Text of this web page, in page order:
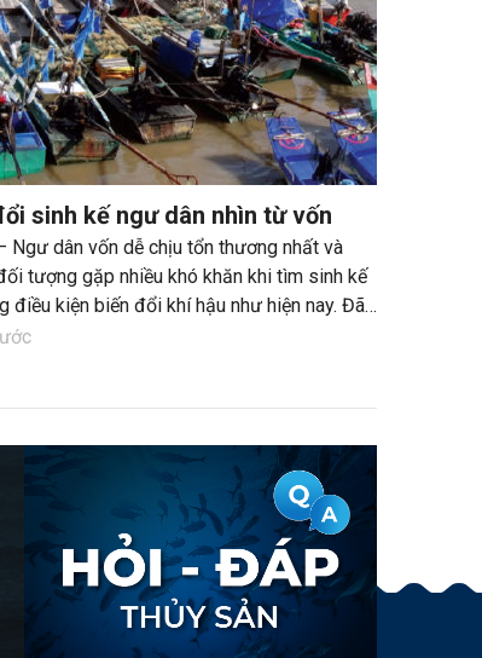
Thay đổi sinh kế ngư dân nhìn từ vốn
Ngư dân vốn dễ chịu tổn thương nhất và
tượng gặp nhiều khó khăn khi tìm sinh kế
điều kiện biến đổi khí hậu như hiện nay. Đã
án cho ngư dân, thế nhưng nguồn